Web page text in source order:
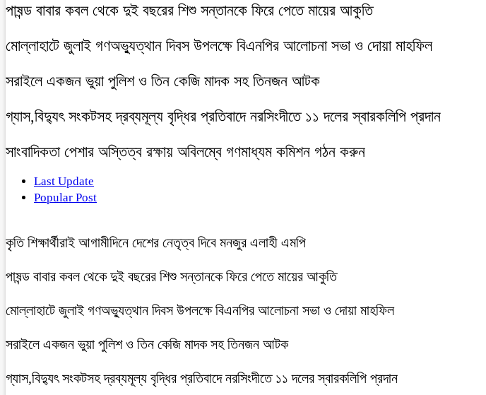
পাষন্ড বাবার কবল থেকে দুই বছরের শিশু সন্তানকে ফিরে পেতে মায়ের আকুতি
মোল্লাহাটে জুলাই গণঅভ্যুত্থান দিবস উপলক্ষে বিএনপির আলোচনা সভা ও দোয়া মাহফিল
সরাইলে একজন ভুয়া পুলিশ ও তিন কেজি মাদক সহ তিনজন আটক
গ্যাস,বিদ্যুৎ সংকটসহ দ্রব্যমূল্য বৃদ্ধির প্রতিবাদে নরসিংদীতে ১১ দলের স্বারকলিপি প্রদান
সাংবাদিকতা পেশার অস্তিত্ব রক্ষায় অবিলম্বে গণমাধ্যম কমিশন গঠন করুন
Last Update
Popular Post
কৃতি শিক্ষার্থীরাই আগামীদিনে দেশের নেতৃত্ব দিবে মনজুর এলাহী এমপি
পাষন্ড বাবার কবল থেকে দুই বছরের শিশু সন্তানকে ফিরে পেতে মায়ের আকুতি
মোল্লাহাটে জুলাই গণঅভ্যুত্থান দিবস উপলক্ষে বিএনপির আলোচনা সভা ও দোয়া মাহফিল
সরাইলে একজন ভুয়া পুলিশ ও তিন কেজি মাদক সহ তিনজন আটক
গ্যাস,বিদ্যুৎ সংকটসহ দ্রব্যমূল্য বৃদ্ধির প্রতিবাদে নরসিংদীতে ১১ দলের স্বারকলিপি প্রদান